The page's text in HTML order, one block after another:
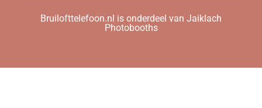
Bruilofttelefoon.nl is onderdeel van Jaiklach
Photobooths